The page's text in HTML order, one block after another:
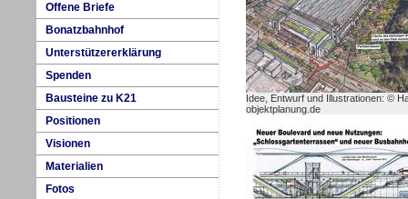
Idee, Entwurf und Illustrationen: ©
objektplanung.de
Offene Briefe
Bonatzbahnhof
Unterstützererklärung
Spenden
Bausteine zu K21
Positionen
Visionen
Materialien
Fotos